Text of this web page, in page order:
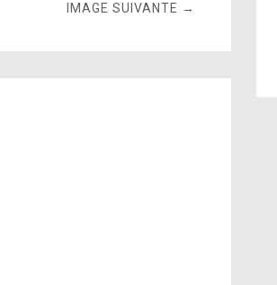
IMAGE SUIVANTE →